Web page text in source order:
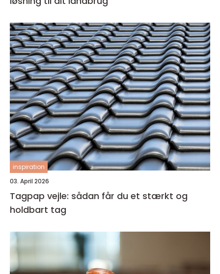
inspiration
03. April 2026
Tagpap vejle: sådan får du et stærkt og
holdbart tag